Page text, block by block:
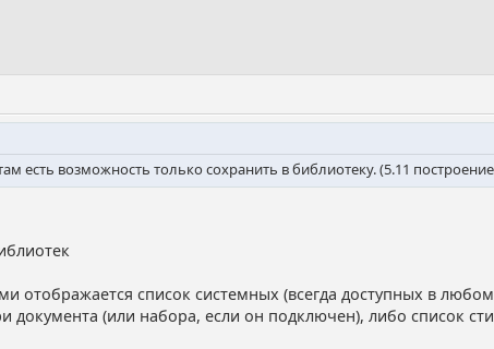
есть возможность только сохранить в библиотеку. (5.11
отображается список системных (всегда доступных в
документа (или набора, если он подключен), либо список